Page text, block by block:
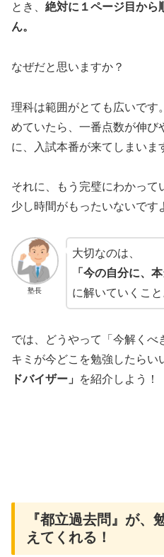
とき、 絶対に１ページ目から
ん。
なぜだと思いますか？
理科は範囲がとても広いです
めていたら、一番点数が伸び
に、入試本番が来てしまいま
それに、もう完璧にわかって
少し時間がもったいないです
塾長
大切なのは、
「今の自分に、
に解いていくこと
では、どうやって「今解くべ
キミが今どこを勉強したらい
ドバイザー」
を紹介しよう！
『都立過去問』が、
えてくれる！